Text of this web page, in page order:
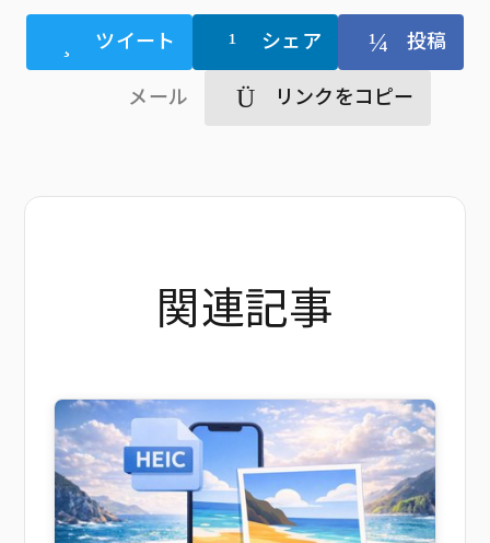
ツイート シェア
投稿
メール
リンクをコピー
関連記事